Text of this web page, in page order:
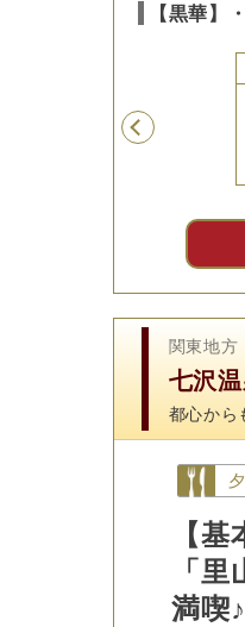
【黒華】
24,000
関東地方
七沢
都心から
【
「
満喫